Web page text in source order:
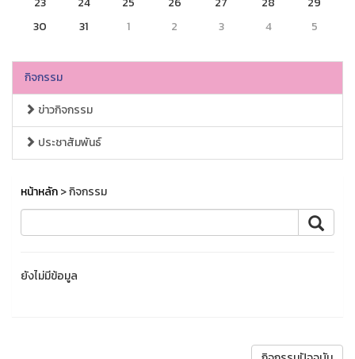
30
31 1 2 3 4 5
กิจกรรม
ข่าวกิจกรรม
ประชาสัมพันธ์
หน้าหลัก> กิจกรรม
ยังไม่มีข้อมูล